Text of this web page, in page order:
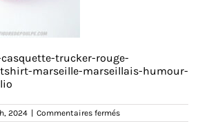
trucker-rouge-
marseille-marseillais-humour-
2024 Commentaires ferméssur
wopitaingkong-